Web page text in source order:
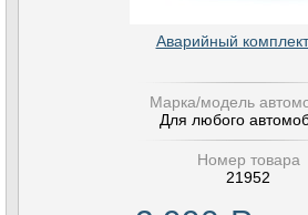
Аварийный
Марка/модель
Для любого
Номер товара
21952